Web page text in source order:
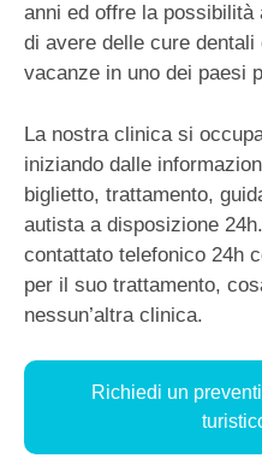
anni ed offre la
di avere delle cure
vacanze in uno dei paesi
La nostra clinica si
iniziando dalle
biglietto, trattamento,
autista a disposizione
contattato telefonico 24h
per il suo trattamento,
nessun’altra clinica.
Richiedi un